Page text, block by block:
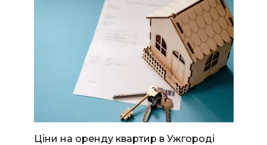
Ціни на оренду квартир в Ужгороді